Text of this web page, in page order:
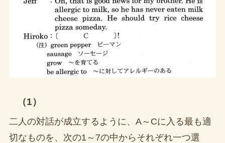
（1）
二人の対話が成立するように、A～Cに入る最も適
切なものを、次の1～7の中からそれぞれ一つ選